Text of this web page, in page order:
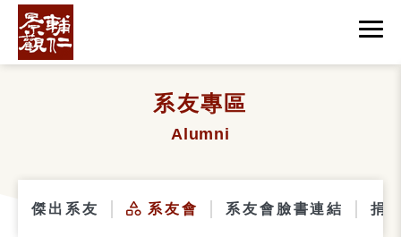
系友專區
Alumni
傑出系友 系友會 系友會臉書連結 捐